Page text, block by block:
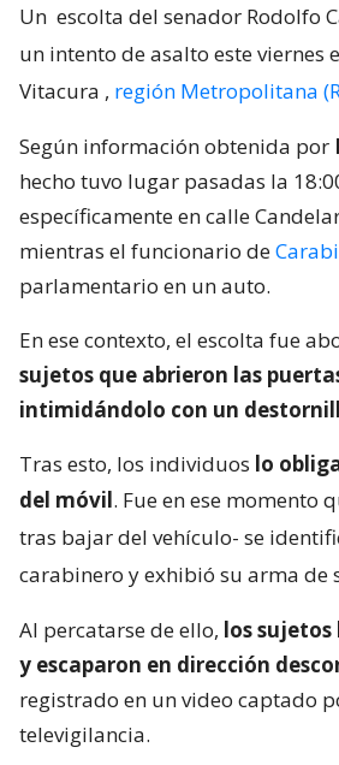
Un escolta del senador Rodolfo
un intento de asalto este viernes
Vitacura , región Metropolitana
Según información obtenida por
hecho tuvo lugar pasadas la
específicamente en calle
mientras el funcionario de
parlamentario en un auto.
En ese contexto, el escolta fue
sujetos que abrieron las
intimidándolo con un
Tras esto, los individuos lo
del móvil. Fue en ese momento
tras bajar del vehículo- se
carabinero y exhibió su arma de
Al percatarse de ello, los
y escaparon en dirección
registrado en un video captado
televigilancia.